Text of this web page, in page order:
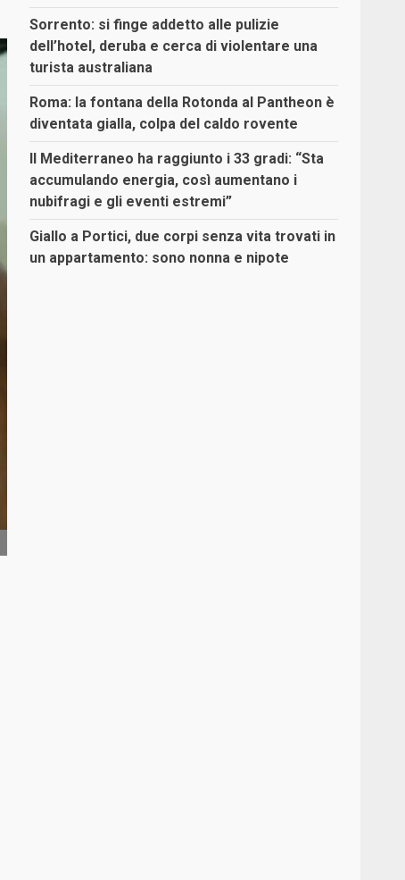
Sorrento: si finge addetto alle pulizie
dell’hotel, deruba e cerca di violentare una
turista australiana
Roma: la fontana della Rotonda al Pantheon è
diventata gialla, colpa del caldo rovente
Il Mediterraneo ha raggiunto i 33 gradi: “Sta
accumulando energia, così aumentano i
nubifragi e gli eventi estremi”
Giallo a Portici, due corpi senza vita trovati in
un appartamento: sono nonna e nipote